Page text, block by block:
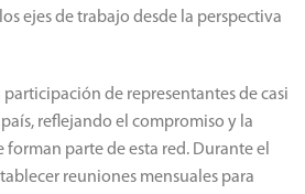
ejes de trabajo desde la perspectiva
de representantes de casi
reflejando el compromiso y la
parte de esta red. Durante el
reuniones mensuales para